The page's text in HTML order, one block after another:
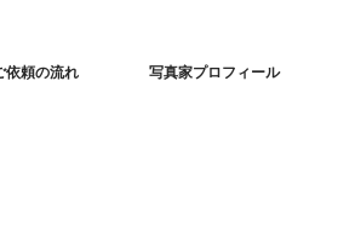
依頼の流れ 写真家プロフィール